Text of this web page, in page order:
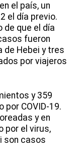
el país, un
el día previo.
de que el día
fueron
de Hebei y tres
por viajeros
y 359
COVID-19.
y en
por el virus,
son casos